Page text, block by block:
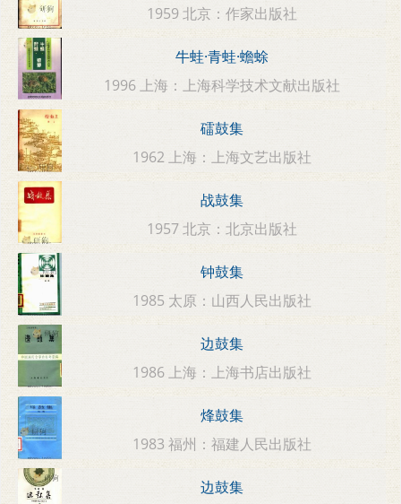
1959 北京：作家出版社
牛蛙·青蛙·蟾蜍
1996 上海：上海科学技术文献出版社
礌鼓集
1962 上海：上海文艺出版社
战鼓集
1957 北京：北京出版社
钟鼓集
1985 太原：山西人民出版社
边鼓集
1986 上海：上海书店出版社
烽鼓集
1983 福州：福建人民出版社
边鼓集